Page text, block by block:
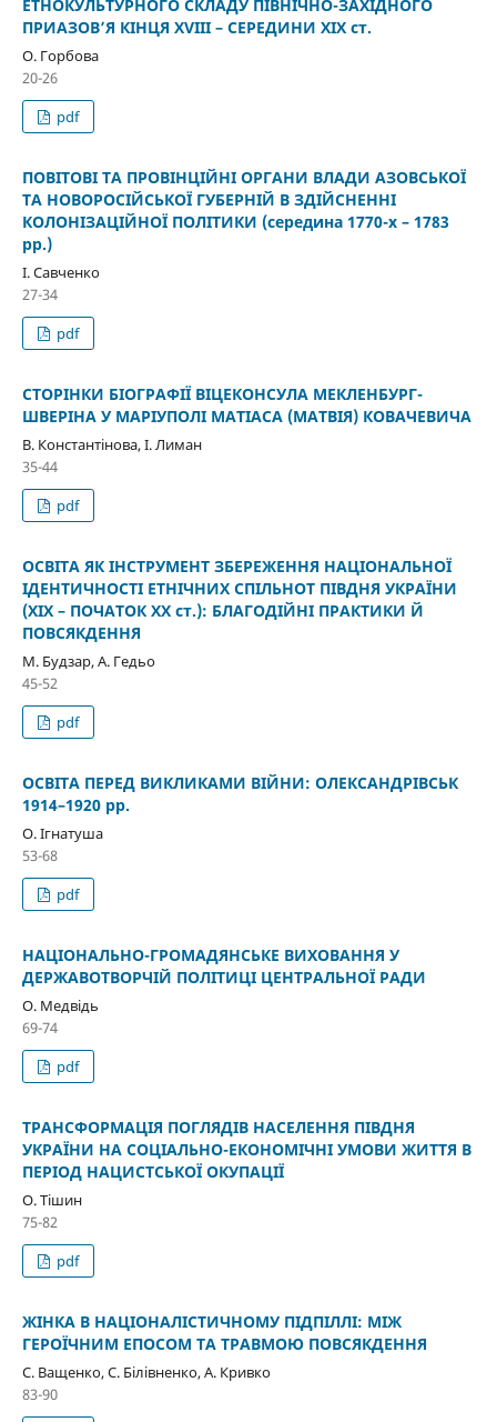
ЕТНОКУЛЬТУРНОГО СКЛАДУ ПІВНІЧНО-ЗАХІДНОГО
ПРИАЗОВ’Я КІНЦЯ XVIII – СЕРЕДИНИ ХІХ ст.
О. Горбова
20-26
pdf
ПОВІТОВІ ТА ПРОВІНЦІЙНІ ОРГАНИ ВЛАДИ АЗОВСЬКОЇ
ТА НОВОРОСІЙСЬКОЇ ГУБЕРНІЙ В ЗДІЙСНЕННІ
КОЛОНІЗАЦІЙНОЇ ПОЛІТИКИ (середина 1770-х – 1783
рр.)
І. Савченко
27-34
pdf
СТОРІНКИ БІОГРАФІЇ ВІЦЕКОНСУЛА МЕКЛЕНБУРГ-
ШВЕРІНА У МАРІУПОЛІ МАТІАСА (МАТВІЯ) КОВАЧЕВИЧА
В. Константінова, І. Лиман
35-44
pdf
ОСВІТА ЯК ІНСТРУМЕНТ ЗБЕРЕЖЕННЯ НАЦІОНАЛЬНОЇ
ІДЕНТИЧНОСТІ ЕТНІЧНИХ СПІЛЬНОТ ПІВДНЯ УКРАЇНИ
(ХІХ – ПОЧАТОК XX ст.): БЛАГОДІЙНІ ПРАКТИКИ Й
ПОВСЯКДЕННЯ
М. Будзар, А. Гедьо
45-52
pdf
ОСВІТА ПЕРЕД ВИКЛИКАМИ ВІЙНИ: ОЛЕКСАНДРІВСЬК
1914–1920 рр.
О. Ігнатуша
53-68
pdf
НАЦІОНАЛЬНО-ГРОМАДЯНСЬКЕ ВИХОВАННЯ У
ДЕРЖАВОТВОРЧІЙ ПОЛІТИЦІ ЦЕНТРАЛЬНОЇ РАДИ
О. Медвідь
69-74
pdf
ТРАНСФОРМАЦІЯ ПОГЛЯДІВ НАСЕЛЕННЯ ПІВДНЯ
УКРАЇНИ НА СОЦІАЛЬНО-ЕКОНОМІЧНІ УМОВИ ЖИТТЯ В
ПЕРІОД НАЦИСТСЬКОЇ ОКУПАЦІЇ
О. Тішин
75-82
pdf
ЖІНКА В НАЦІОНАЛІСТИЧНОМУ ПІДПІЛЛІ: МІЖ
ГЕРОЇЧНИМ ЕПОСОМ ТА ТРАВМОЮ ПОВСЯКДЕННЯ
С. Ващенко, С. Білівненко, А. Кривко
83-90